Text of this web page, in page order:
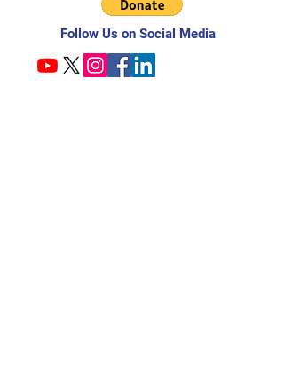
Follow Us on Social Media